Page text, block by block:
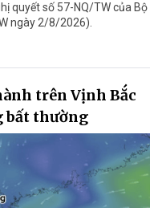
quyết số 57-NQ/TW của Bộ
ngày 2/8/2026).
trên Vịnh Bắc
bất thường